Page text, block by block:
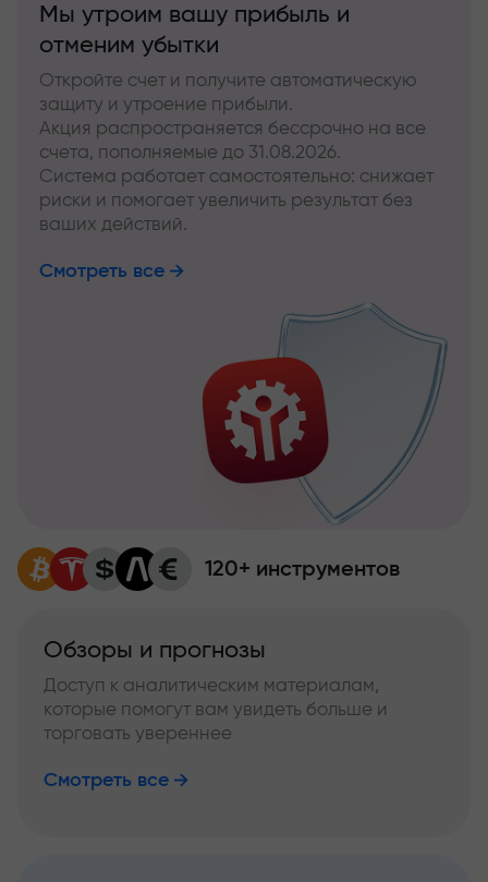
Мы утроим вашу прибыль и
отменим убытки
Откройте счет и получите автоматическую
защиту и утроение прибыли.
Акция распространяется бессрочно на все
счета, пополняемые до 31.08.2026.
Система работает самостоятельно: снижает
риски и помогает увеличить результат без
ваших действий.
Смотреть все
120+ инструментов
Обзоры и прогнозы
Доступ к аналитическим материалам,
которые помогут вам увидеть больше и
торговать увереннее
Смотреть все